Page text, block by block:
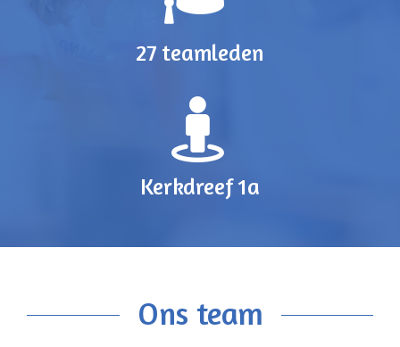
27 teamleden
Kerkdreef 1a
Ons team